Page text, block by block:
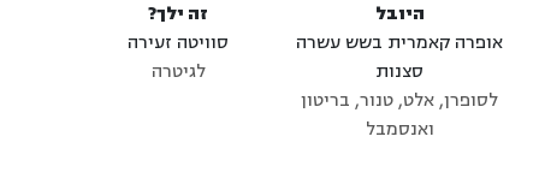
היובל
אופרה קאמרית בשש עשרה
סצנות
לסופרן, אלט, טנור, בריטון
ואנסמבל
זה ילך?
סוויטה זעירה
לגיטרה